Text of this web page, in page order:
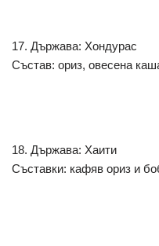
17. Държава: Хондурас
Състав: ориз, овесена
18. Държава: Хаити
Съставки: кафяв ориз и